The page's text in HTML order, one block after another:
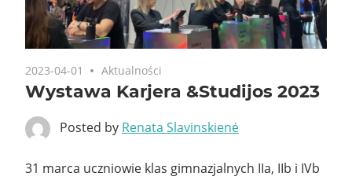
2023-04-01 Aktualności
Wystawa Karjera &Studijos 2023
Posted by Renata Slavinskienė
31 marca uczniowie klas gimnazjalnych IIa, IIb i IVb